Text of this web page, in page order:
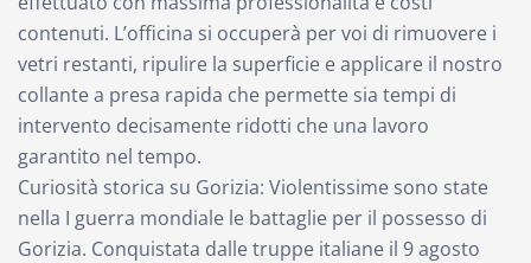
contenuti. L’officina si occuperà per voi di rimuovere i
vetri restanti, ripulire la superficie e applicare il nostro
collante a presa rapida che permette sia tempi di
intervento decisamente ridotti che una lavoro
garantito nel tempo.
Curiosità storica su Gorizia: Violentissime sono state
nella I guerra mondiale le battaglie per il possesso di
Gorizia. Conquistata dalle truppe italiane il 9 agosto